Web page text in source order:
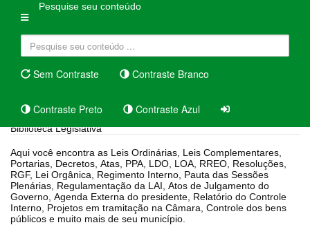
Pesquise seu conteúdo
Sem Contraste Contraste Branco
Contraste Preto Contraste Azul
Biblioteca Legislativa
Aqui você encontra as Leis Ordinárias, Leis Complementares,
Portarias, Decretos, Atas, PPA, LDO, LOA, RREO, Resoluções,
RGF, Lei Orgânica, Regimento Interno, Pauta das Sessões
Plenárias, Regulamentação da LAI, Atos de Julgamento do
Governo, Agenda Externa do presidente, Relatório do Controle
Interno, Projetos em tramitação na Câmara, Controle dos bens
públicos e muito mais de seu município.